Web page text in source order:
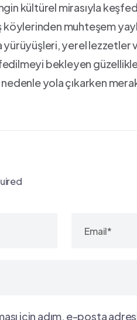
kültürel ‍mirasıyla
köylerinden​ muhteşem
⁣yerel lezzetler
bekleyen
yola⁢ çıkarken
için adım, e-posta